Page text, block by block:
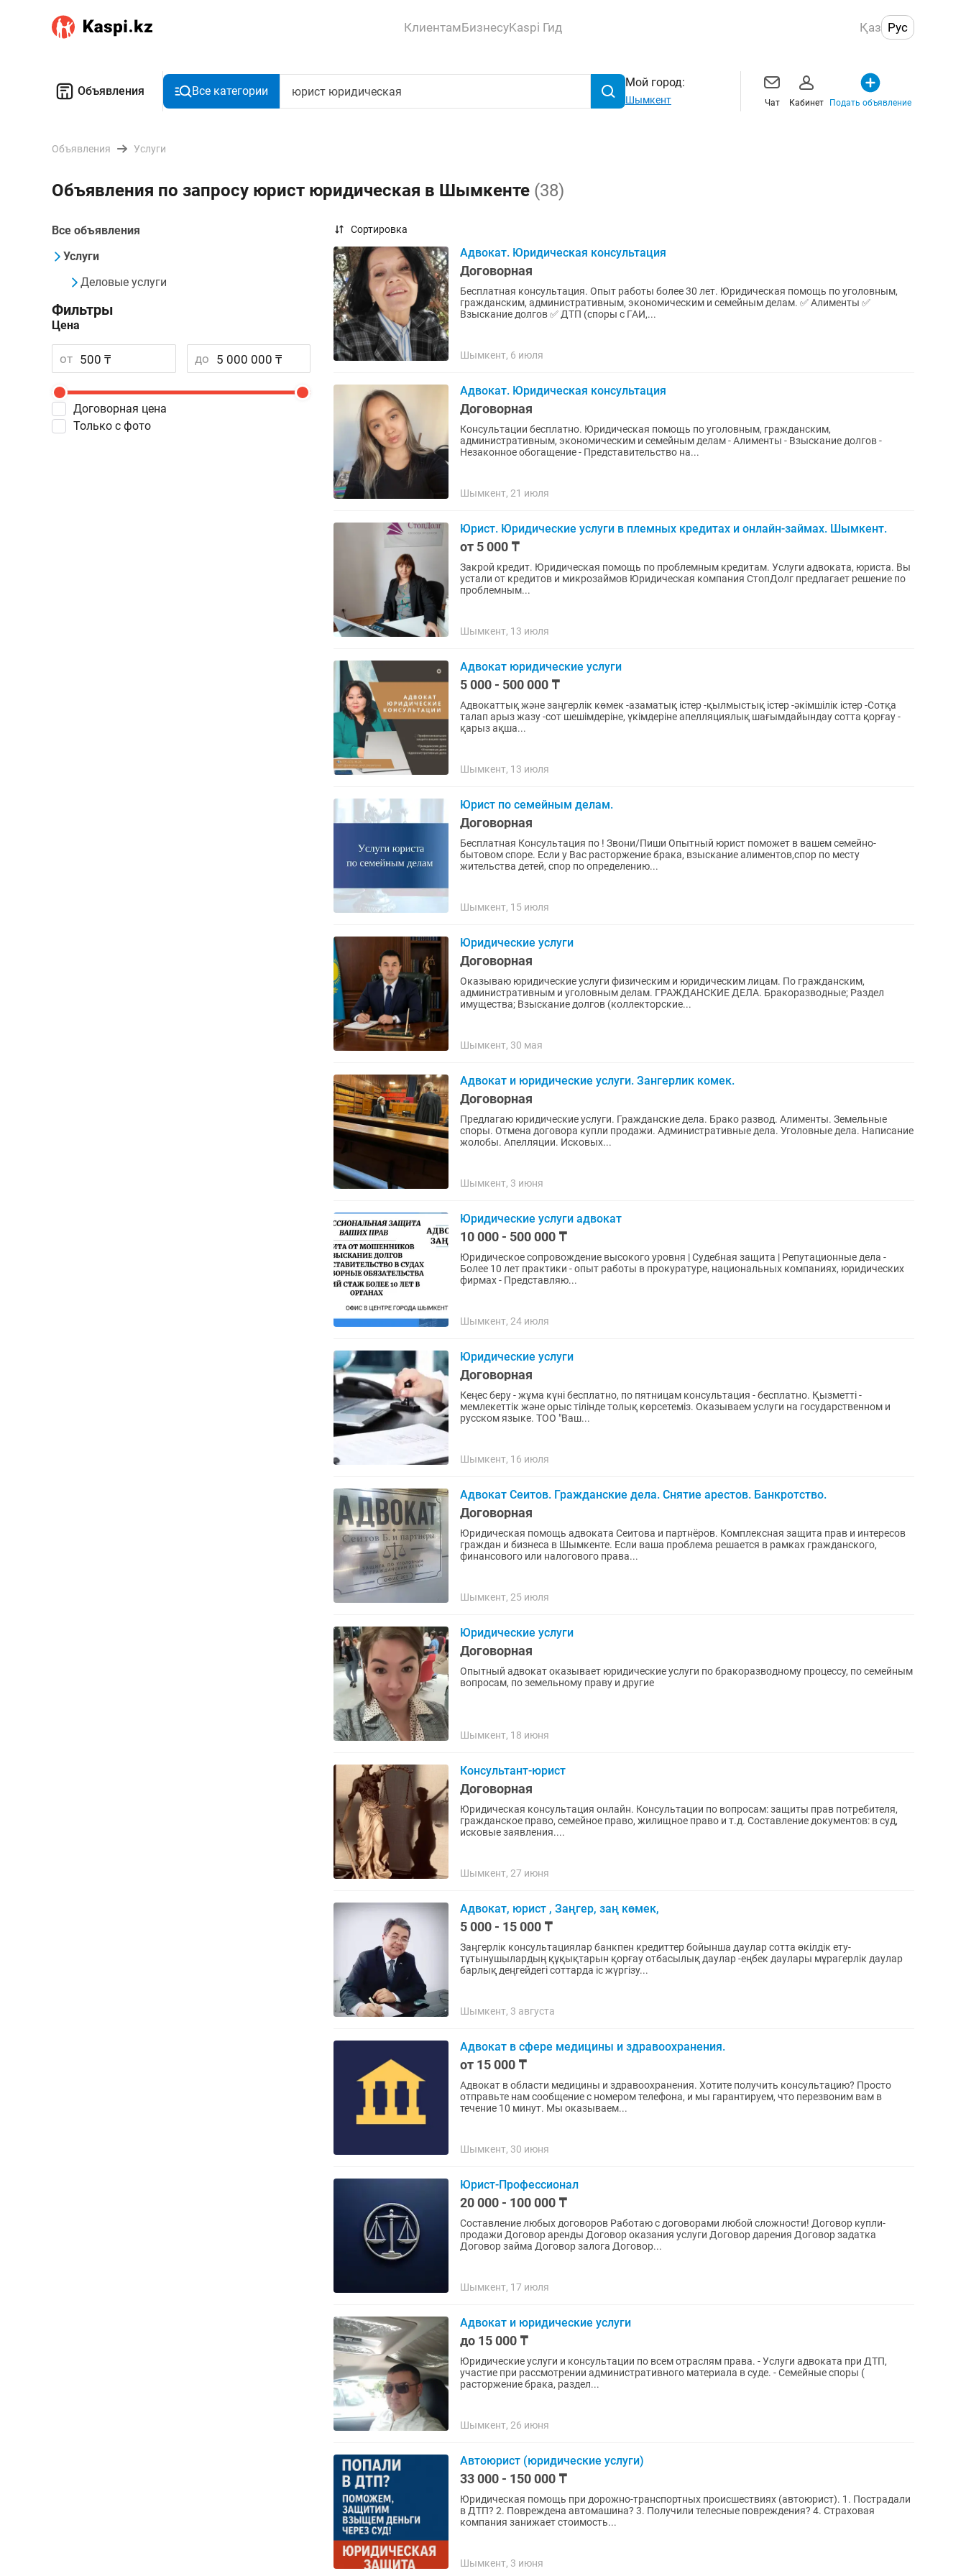
КлиентамБизнесуKaspi Гид Қаз Рус
Объявления Все категории
Мой город:
Шымкент Чат Кабинет Подать объявление
Объявления Услуги
Объявления по запросу юрист юридическая в Шымкенте (38)
Все объявления
Услуги
Деловые услуги
Фильтры
Цена
от до
Договорная цена
Только с фото
Сортировка
Адвокат. Юридическая консультация
Договорная
Бесплатная консультация. Опыт работы более 30 лет. Юридическая помощь по уголовным,
гражданским, административным, экономическим и семейным делам. ✅ Алименты ✅
Взыскание долгов ✅ ДТП (споры с ГАИ,...
Шымкент, 6 июля
Адвокат. Юридическая консультация
Договорная
Консультации бесплатно. Юридическая помощь по уголовным, гражданским,
административным, экономическим и семейным делам - Алименты - Взыскание долгов -
Незаконное обогащение - Представительство на...
Шымкент, 21 июля
Юрист. Юридические услуги в племных кредитах и онлайн-займах. Шымкент.
от 5 000 ₸
Закрой кредит. Юридическая помощь по проблемным кредитам. Услуги адвоката, юриста. Вы
устали от кредитов и микрозаймов Юридическая компания СтопДолг предлагает решение по
проблемным...
Шымкент, 13 июля
Адвокат юридические услуги
5 000 - 500 000 ₸
Адвокаттық және заңгерлік көмек -азаматық істер -қылмыстық істер -әкімшілік істер -Сотқа
талап арыз жазу -сот шешімдеріне, үкімдеріне апелляциялық шағымдайындау сотта қорғау -
қарыз ақша...
Шымкент, 13 июля
Юрист по семейным делам.
Договорная
Бесплатная Консультация по ! Звони/Пиши Опытный юрист поможет в вашем семейно-
бытовом споре. Если у Вас расторжение брака, взыскание алиментов,спор по месту
жительства детей, спор по определению...
Шымкент, 15 июля
Юридические услуги
Договорная
Оказываю юридические услуги физическим и юридическим лицам. По гражданским,
административным и уголовным делам. ГРАЖДАНСКИЕ ДЕЛА. Бракоразводные; Раздел
имущества; Взыскание долгов (коллекторские...
Шымкент, 30 мая
Адвокат и юридические услуги. Зангерлик комек.
Договорная
Предлагаю юридические услуги. Гражданские дела. Брако развод. Алименты. Земельные
споры. Отмена договора купли продажи. Административные дела. Уголовные дела. Написание
жолобы. Апелляции. Исковых...
Шымкент, 3 июня
Юридические услуги адвокат
10 000 - 500 000 ₸
Юридическое сопровождение высокого уровня | Судебная защита | Репутационные дела -
Более 10 лет практики - опыт работы в прокуратуре, национальных компаниях, юридических
фирмах - Представляю...
Шымкент, 24 июля
Юридические услуги
Договорная
Кеңес беру - жұма күні бесплатно, по пятницам консультация - бесплатно. Қызметті -
мемлекеттік және орыс тілінде толық көрсетеміз. Оказываем услуги на государственном и
русском языке. ТОО "Ваш...
Шымкент, 16 июля
Адвокат Сеитов. Гражданские дела. Снятие арестов. Банкротство.
Договорная
Юридическая помощь адвоката Сеитова и партнёров. Комплексная защита прав и интересов
граждан и бизнеса в Шымкенте. Если ваша проблема решается в рамках гражданского,
финансового или налогового права...
Шымкент, 25 июля
Юридические услуги
Договорная
Опытный адвокат оказывает юридические услуги по бракоразводному процессу, по семейным
вопросам, по земельному праву и другие
Шымкент, 18 июня
Консультант-юрист
Договорная
Юридическая консультация онлайн. Консультации по вопросам: защиты прав потребителя,
гражданское право, семейное право, жилищное право и т.д. Составление документов: в суд,
исковые заявления....
Шымкент, 27 июня
Адвокат, юрист , Заңгер, заң көмек,
5 000 - 15 000 ₸
Заңгерлік консультациялар банкпен кредиттер бойынша даулар сотта өкілдік ету-
тұтынушылардың құқықтарын қорғау отбасылық даулар -еңбек даулары мұрагерлік даулар
барлық деңгейдегі соттарда іс жүргізу...
Шымкент, 3 августа
Адвокат в сфере медицины и здравоохранения.
от 15 000 ₸
Адвокат в области медицины и здравоохранения. Хотите получить консультацию? Просто
отправьте нам сообщение с номером телефона, и мы гарантируем, что перезвоним вам в
течение 10 минут. Мы оказываем...
Шымкент, 30 июня
Юрист-Профессионал
20 000 - 100 000 ₸
Составление любых договоров Работаю с договорами любой сложности! Договор купли-
продажи Договор аренды Договор оказания услуги Договор дарения Договор задатка
Договор займа Договор залога Договор...
Шымкент, 17 июля
Адвокат и юридические услуги
до 15 000 ₸
Юридические услуги и консультации по всем отраслям права. - Услуги адвоката при ДТП,
участие при рассмотрении административного материала в суде. - Семейные споры (
расторжение брака, раздел...
Шымкент, 26 июня
Автоюрист (юридические услуги)
33 000 - 150 000 ₸
Юридическая помощь при дорожно-транспортных происшествиях (автоюрист). 1. Пострадали
в ДТП? 2. Повреждена автомашина? 3. Получили телесные повреждения? 4. Страховая
компания занижает стоимость...
Шымкент, 3 июня